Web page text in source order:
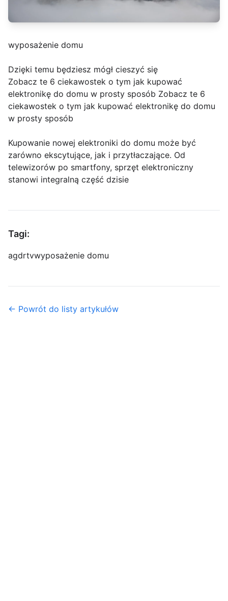
wyposażenie domu
Dzięki temu będziesz mógł cieszyć się
Zobacz te 6 ciekawostek o tym jak kupować
elektronikę do domu w prosty sposób Zobacz te 6
ciekawostek o tym jak kupować elektronikę do domu
w prosty sposób
Kupowanie nowej elektroniki do domu może być
zarówno ekscytujące, jak i przytłaczające. Od
telewizorów po smartfony, sprzęt elektroniczny
stanowi integralną część dzisie
Tagi:
agdrtvwyposażenie domu
← Powrót do listy artykułów